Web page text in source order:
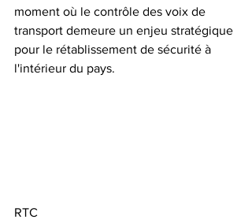
moment où le contrôle des voix de
transport demeure un enjeu stratégique
pour le rétablissement de sécurité à
l'intérieur du pays.
RTC